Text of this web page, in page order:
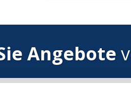
Angebote